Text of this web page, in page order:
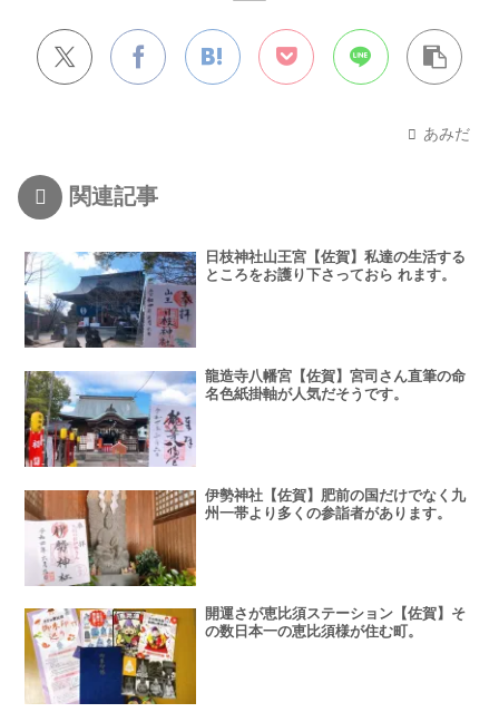
あみだ
関連記事
日枝神社山王宮【佐賀】私達の生活する
ところをお護り下さっておら れます。
龍造寺八幡宮【佐賀】宮司さん直筆の命
名色紙掛軸が人気だそうです。
伊勢神社【佐賀】肥前の国だけでなく九
州一帯より多くの参詣者があります。
開運さが恵比須ステーション【佐賀】そ
の数日本一の恵比須様が住む町。